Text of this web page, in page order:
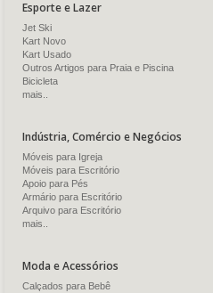
Esporte e Lazer
Jet Ski
Kart Novo
Kart Usado
Outros Artigos para Praia e Piscina
Bicicleta
mais..
Indústria, Comércio e Negócios
Móveis para Igreja
Móveis para Escritório
Apoio para Pés
Armário para Escritório
Arquivo para Escritório
mais..
Moda e Acessórios
Calçados para Bebê